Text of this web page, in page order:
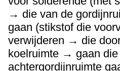
→ die van de
gaan (stikstof die
verwijderen → die
koelruimte → gaan die
achtergordijnruimte